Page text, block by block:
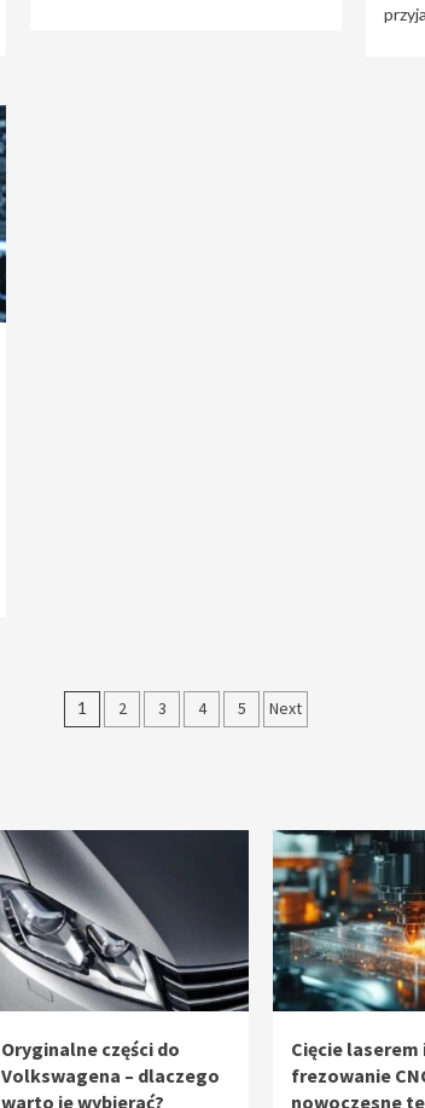
Stronicowanie
1 2 3 4 5 Next
Oryginalne części do
Volkswagena – dlaczego
warto je wybierać?
Cięcie laserem
frezowanie
nowoczesne